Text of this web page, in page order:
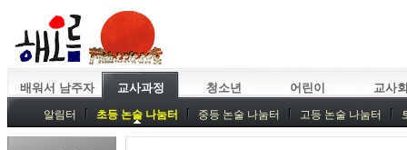
배워서 남주자 교사과정 청소년 어린이 교사
알림터 초등 논술 나눔터 중등 논술 나눔터 고등 논술 나눔터
중등독서토론
특강 중등논술 강사 기획회의 외부강좌